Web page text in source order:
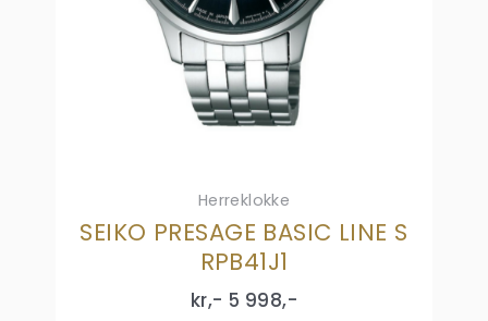
Herreklokke
SEIKO PRESAGE BASIC LINE S
RPB41J1
kr,- 5 998,-